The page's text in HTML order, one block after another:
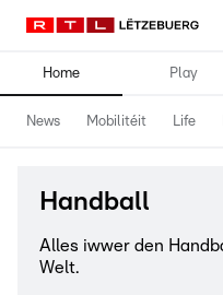
Home Play
News Mobilitéit Life
Handball
Alles iwwer den
Welt.